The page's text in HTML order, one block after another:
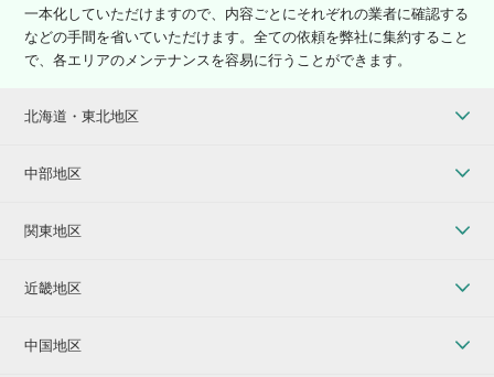
一本化していただけますので、内容ごとにそれぞれの業者に確認する
などの手間を省いていただけます。全ての依頼を弊社に集約すること
で、各エリアのメンテナンスを容易に行うことができます。
北海道・東北地区
中部地区
関東地区
近畿地区
中国地区